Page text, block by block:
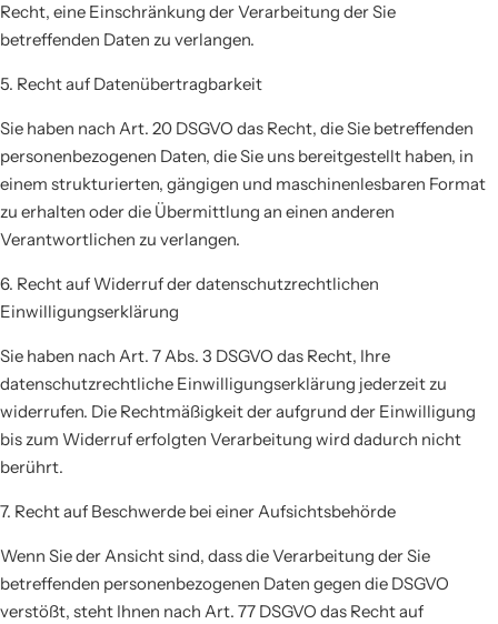
Recht, eine Einschränkung der Verarbeitung der Sie
betreffenden Daten zu verlangen.
5. Recht auf Datenübertragbarkeit
Sie haben nach Art. 20 DSGVO das Recht, die Sie betreffenden
personenbezogenen Daten, die Sie uns bereitgestellt haben, in
einem strukturierten, gängigen und maschinenlesbaren Format
zu erhalten oder die Übermittlung an einen anderen
Verantwortlichen zu verlangen.
6. Recht auf Widerruf der datenschutzrechtlichen
Einwilligungserklärung
Sie haben nach Art. 7 Abs. 3 DSGVO das Recht, Ihre
datenschutzrechtliche Einwilligungserklärung jederzeit zu
widerrufen. Die Rechtmäßigkeit der aufgrund der Einwilligung
bis zum Widerruf erfolgten Verarbeitung wird dadurch nicht
berührt.
7. Recht auf Beschwerde bei einer Aufsichtsbehörde
Wenn Sie der Ansicht sind, dass die Verarbeitung der Sie
betreffenden personenbezogenen Daten gegen die DSGVO
verstößt, steht Ihnen nach Art. 77 DSGVO das Recht auf